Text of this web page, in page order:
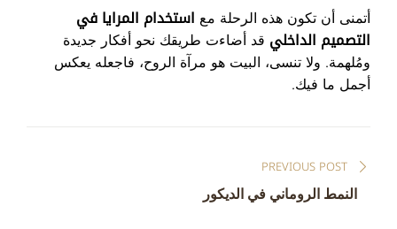
أتمنى أن تكون هذه الرحلة مع استخدام المرايا في
التصميم الداخلي قد أضاءت طريقك نحو أفكار جديدة
ومُلهمة. ولا تنسى، البيت هو مرآة الروح، فاجعله يعكس
أجمل ما فيك.
المقالات
PREVIOUS POST
النمط الروماني في الديكور